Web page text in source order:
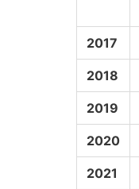
2017
2018
2019
2020
2021